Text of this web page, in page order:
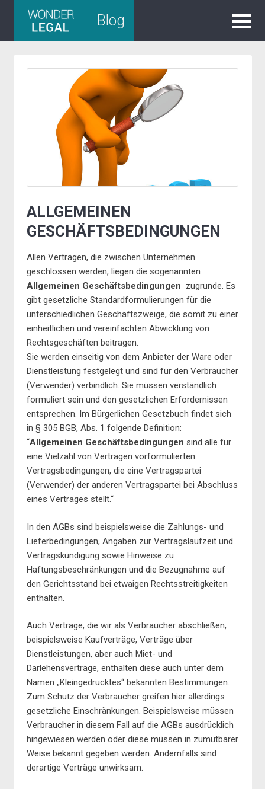
Blog
ALLGEMEINEN
GESCHÄFTSBEDINGUNGEN
Allen Verträgen, die zwischen Unternehmen
geschlossen werden, liegen die sogenannten
Allgemeinen Geschäftsbedingungen zugrunde. Es
gibt gesetzliche Standardformulierungen für die
unterschiedlichen Geschäftszweige, die somit zu einer
einheitlichen und vereinfachten Abwicklung von
Rechtsgeschäften beitragen.
Sie werden einseitig von dem Anbieter der Ware oder
Dienstleistung festgelegt und sind für den Verbraucher
(Verwender) verbindlich. Sie müssen verständlich
formuliert sein und den gesetzlichen Erfordernissen
entsprechen. Im Bürgerlichen Gesetzbuch findet sich
in § 305 BGB, Abs. 1 folgende Definition:
“Allgemeinen Geschäftsbedingungen sind alle für
eine Vielzahl von Verträgen vorformulierten
Vertragsbedingungen, die eine Vertragspartei
(Verwender) der anderen Vertragspartei bei Abschluss
eines Vertrages stellt.“
In den AGBs sind beispielsweise die Zahlungs- und
Lieferbedingungen, Angaben zur Vertragslaufzeit und
Vertragskündigung sowie Hinweise zu
Haftungsbeschränkungen und die Bezugnahme auf
den Gerichtsstand bei etwaigen Rechtsstreitigkeiten
enthalten.
Auch Verträge, die wir als Verbraucher abschließen,
beispielsweise Kaufverträge, Verträge über
Dienstleistungen, aber auch Miet- und
Darlehensverträge, enthalten diese auch unter dem
Namen „Kleingedrucktes“ bekannten Bestimmungen.
Zum Schutz der Verbraucher greifen hier allerdings
gesetzliche Einschränkungen. Beispielsweise müssen
Verbraucher in diesem Fall auf die AGBs ausdrücklich
hingewiesen werden oder diese müssen in zumutbarer
Weise bekannt gegeben werden. Andernfalls sind
derartige Verträge unwirksam.